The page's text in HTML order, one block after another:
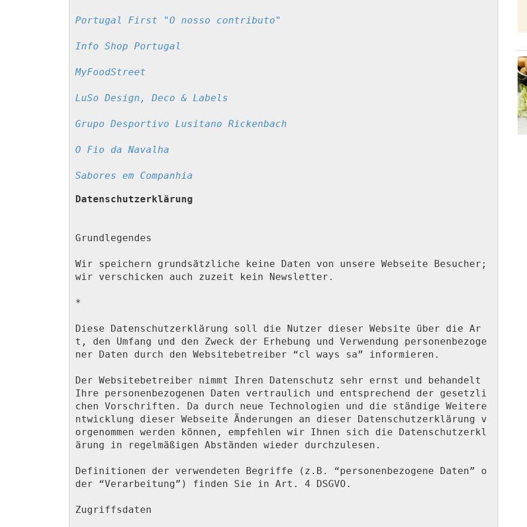
Portugal First "O nosso contributo"
Info Shop Portugal
MyFoodStreet
LuSo Design, Deco & Labels
Grupo Desportivo Lusitano Rickenbach
O Fio da Navalha
Sabores em Companhia
Datenschutzerklärung
Grundlegendes
Wir speichern grundsätzliche keine Daten von unsere Webseite Besucher;
wir verschicken auch zuzeit kein Newsletter.
*
Diese Datenschutzerklärung soll die Nutzer dieser Website über die Ar
t, den Umfang und den Zweck der Erhebung und Verwendung personenbezoge
ner Daten durch den Websitebetreiber “cl ways sa” informieren.
Der Websitebetreiber nimmt Ihren Datenschutz sehr ernst und behandelt
Ihre personenbezogenen Daten vertraulich und entsprechend der gesetzli
chen Vorschriften. Da durch neue Technologien und die ständige Weitere
ntwicklung dieser Webseite Änderungen an dieser Datenschutzerklärung v
orgenommen werden können, empfehlen wir Ihnen sich die Datenschutzerkl
ärung in regelmäßigen Abständen wieder durchzulesen.
Definitionen der verwendeten Begriffe (z.B. “personenbezogene Daten” o
der “Verarbeitung”) finden Sie in Art. 4 DSGVO.
Zugriffsdaten